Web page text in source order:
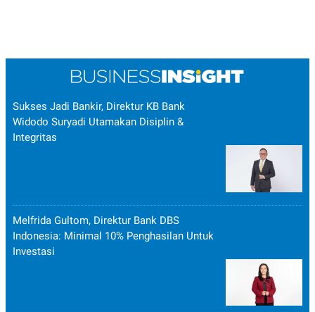
Sukses Jadi Bankir, Direktur KB Bank
Widodo Suryadi Utamakan Disiplin &
Integritas
Melfrida Gultom, Direktur Bank DBS
Indonesia: Minimal 10% Penghasilan Untuk
Investasi